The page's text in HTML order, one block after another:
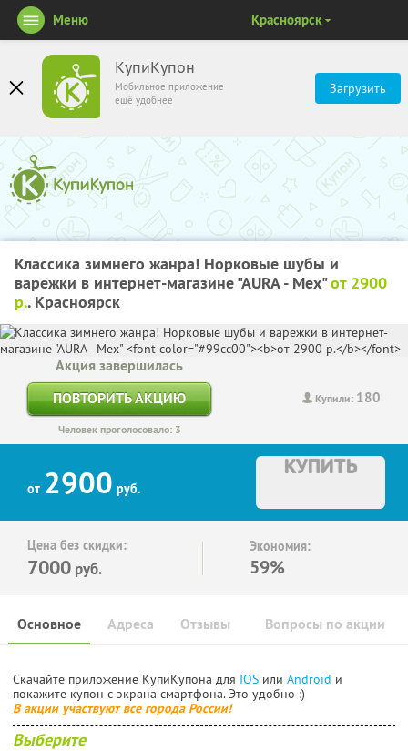
КупиКупон
Мобильное приложение
ещё удобнее
Загрузить
Меню Красноярск
Классика зимнего жанра! Норковые шубы и
варежки в интернет-магазине "АURA - Мех"от 2900
р.. Красноярск
Купили: 180
Акция завершилась
ПОВТОРИТЬ АКЦИЮ
Человек проголосовало: 3
от 2900 руб.
КУПИТЬ
Цена без скидки:
7000 руб.
Экономия:
59%
Основное Отзывы Вопросы по акции
Адреса
Скачайте приложение КупиКупона для IOS или Android и
покажите купон с экрана смартфона. Это удобно :)
В акции участвуют все города России!
Выберите